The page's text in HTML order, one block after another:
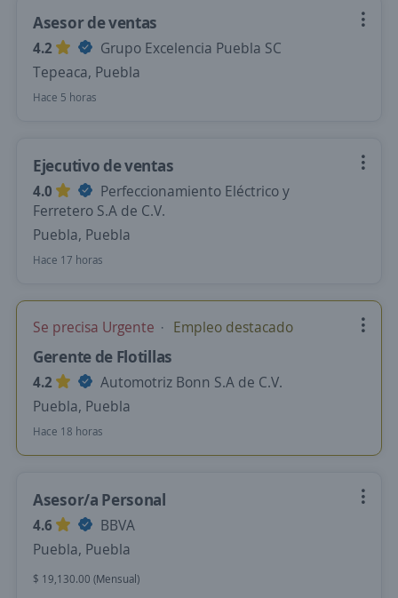
Asesor de ventas
4.2
Grupo Excelencia Puebla SC
Tepeaca, Puebla
Hace 5 horas
Ejecutivo de ventas
4.0
Perfeccionamiento Eléctrico y
Ferretero S.A de C.V.
Puebla, Puebla
Hace 17 horas
Se precisa Urgente Empleo destacado
Gerente de Flotillas
4.2
Automotriz Bonn S.A de C.V.
Puebla, Puebla
Hace 18 horas
Asesor/a Personal
4.6
BBVA
Puebla, Puebla
$ 19,130.00 (Mensual)